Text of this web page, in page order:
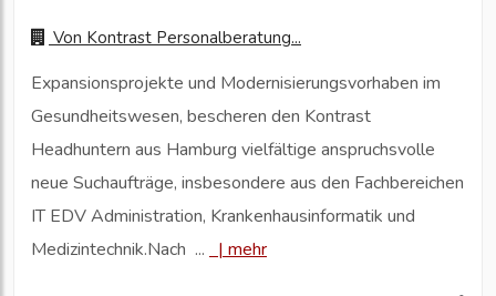
Von Kontrast Personalberatung...
Expansionsprojekte und Modernisierungsvorhaben im
Gesundheitswesen, bescheren den Kontrast
Headhuntern aus Hamburg vielfältige anspruchsvolle
neue Suchaufträge, insbesondere aus den Fachbereichen
IT EDV Administration, Krankenhausinformatik und
Medizintechnik.Nach ...
| mehr